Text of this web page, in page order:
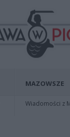
MAZOWSZE
Wiadomości z